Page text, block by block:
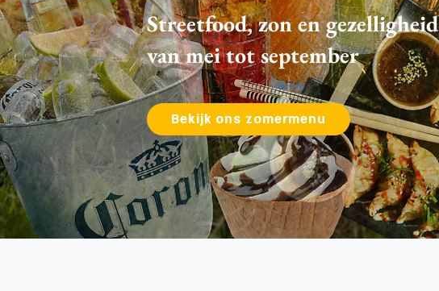
Streetfood, zon en gezelligheid
van mei tot september
Bekijk ons zomermenu